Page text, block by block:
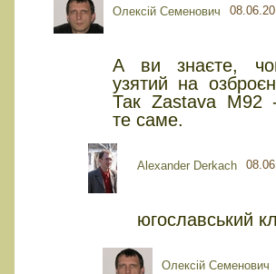
Олексій Семенович
А ви знаєте,
узятий на
Так Zastava M92
те саме.
Alexander Derkach
югославський
Олексій Семенович